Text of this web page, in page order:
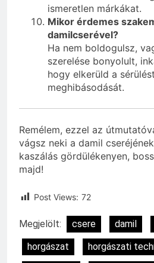
ismeretlen márkákat.
Mikor érdemes
damilcserével?
Ha nem boldogulsz,
szerelése bonyolult,
hogy elkerüld a
meghibásodását.
Remélem, ezzel az
vágsz neki a damil
kaszálás gördülékenyen,
majd!
Post Views: 72
Megjelölt: csere damil
horgászat
horgászati